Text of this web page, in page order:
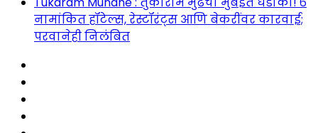
नामांकित हॉटेल्स, रेस्टॉरंट्स आणि बेकरींवर कारवाई;
परवानेही निलंबित